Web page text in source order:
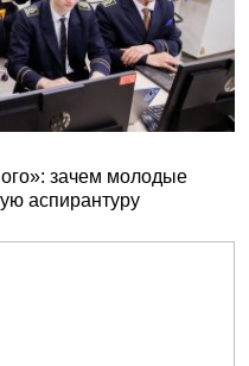
зачем молодые
аспирантуру